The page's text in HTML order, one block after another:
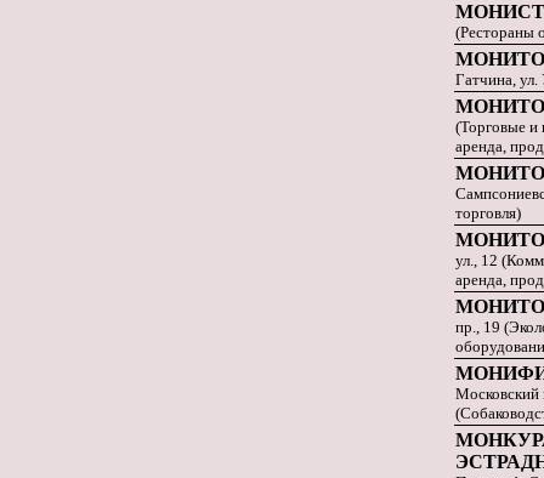
(Рестораны
Гатчина, ул.
(Торговые
аренда,
торговля)
ул., 12
аренда,
пр., 19
Московский